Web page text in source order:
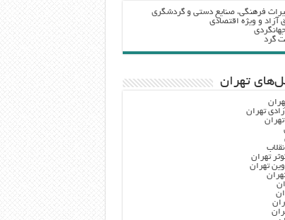
فرهنگي، صنایع دستی و گردشگري
آزاد و ویژه اقتصادی
گرد
تهران
تهران
تهران
تهران